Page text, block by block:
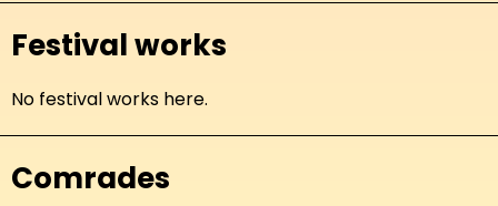
Festival works
No festival works here.
Comrades